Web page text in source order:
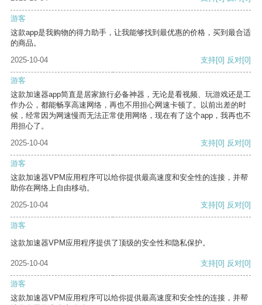
游客
这款app是我购物的得力助手，让我能够找到最优惠的价格，买到最合适
的商品。
2025-10-04
支持[0] 反对[0]
游客
这款加速器app简直是居家旅行必备神器，无论是看视频、玩游戏还是工
作办公，都能畅享高速网络，再也不用担心网速卡顿了。以前出差的时
候，经常因为网速慢而无法正常使用网络，现在有了这个app，我再也不
用担心了。
2025-10-04
支持[0] 反对[0]
游客
这款加速器VPM应用程序可以给你提供最高速度和安全性的连接，并帮
助你在网络上自由移动。
2025-10-04
支持[0] 反对[0]
游客
这款加速器VPM应用程序提供了顶级的安全性和隐私保护。
2025-10-04 支持[0] 反对[0]
游客
这款加速器VPM应用程序可以给你提供最高速度和安全性的连接，并帮